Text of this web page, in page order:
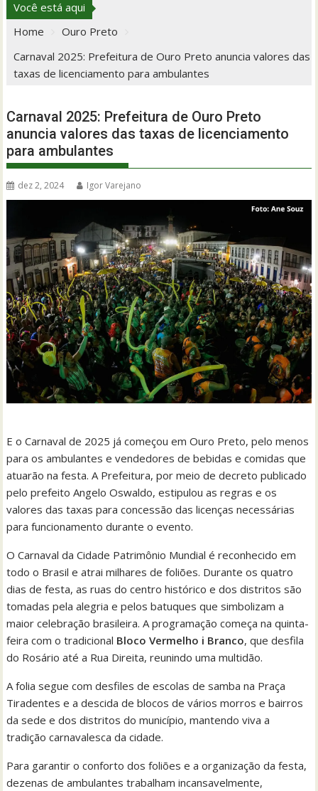
Você está aqui
Home
Ouro Preto
Carnaval 2025: Prefeitura de Ouro Preto anuncia valores das
taxas de licenciamento para ambulantes
Carnaval 2025: Prefeitura de Ouro Preto
anuncia valores das taxas de licenciamento
para ambulantes
dez 2, 2024 Igor Varejano
E o Carnaval de 2025 já começou em Ouro Preto, pelo menos
para os ambulantes e vendedores de bebidas e comidas que
atuarão na festa. A Prefeitura, por meio de decreto publicado
pelo prefeito Angelo Oswaldo, estipulou as regras e os
valores das taxas para concessão das licenças necessárias
para funcionamento durante o evento.
O Carnaval da Cidade Patrimônio Mundial é reconhecido em
todo o Brasil e atrai milhares de foliões. Durante os quatro
dias de festa, as ruas do centro histórico e dos distritos são
tomadas pela alegria e pelos batuques que simbolizam a
maior celebração brasileira. A programação começa na quinta-
feira com o tradicional Bloco Vermelho i Branco, que desfila
do Rosário até a Rua Direita, reunindo uma multidão.
A folia segue com desfiles de escolas de samba na Praça
Tiradentes e a descida de blocos de vários morros e bairros
da sede e dos distritos do município, mantendo viva a
tradição carnavalesca da cidade.
Para garantir o conforto dos foliões e a organização da festa,
dezenas de ambulantes trabalham incansavelmente,